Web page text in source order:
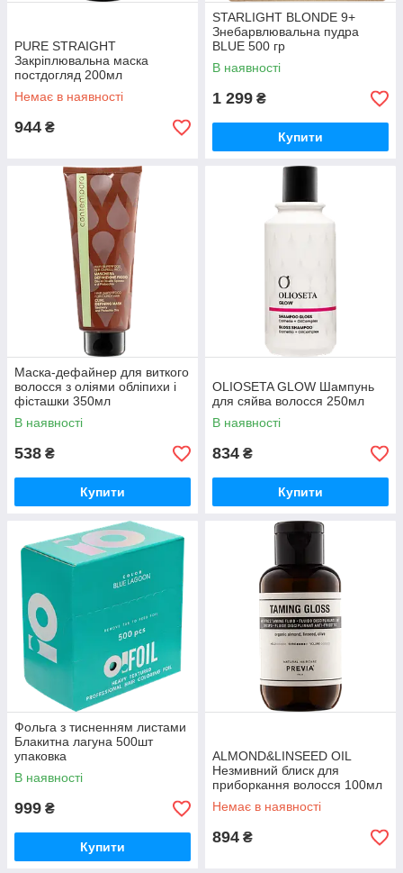
PURE STRAIGHT
Закріплювальна маска
постдогляд 200мл
Немає в наявності
944 ₴
STARLIGHT BLONDE 9+
Знебарвлювальна пудра
BLUE 500 гр
В наявності
1 299 ₴
Купити
Маска-дефайнер для виткого
волосся з оліями обліпихи і
фісташки 350мл
В наявності
538 ₴
Купити
OLIOSETA GLOW Шампунь
для сяйва волосся 250мл
В наявності
834 ₴
Купити
Фольга з тисненням листами
Блакитна лагуна 500шт
упаковка
В наявності
999 ₴
Купити
ALMOND&LINSEED OIL
Незмивний блиск для
приборкання волосся 100мл
Немає в наявності
894 ₴